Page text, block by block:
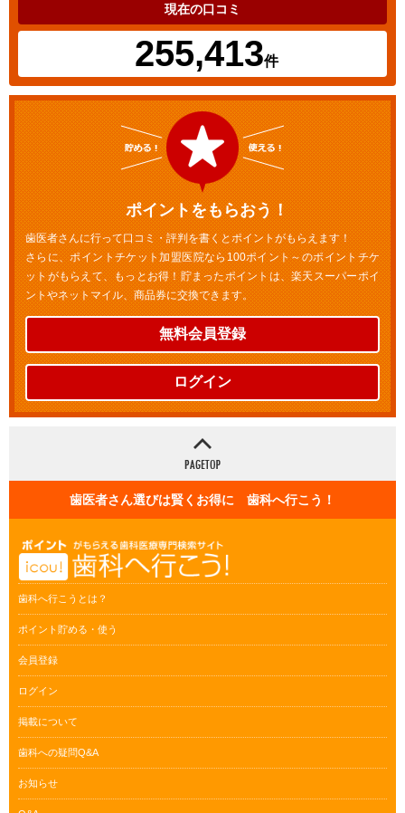
現在の口コミ
255,413件
ポイントをもらおう！
歯医者さんに行って口コミ・評判を書くとポイントがもらえます！
さらに、ポイントチケット加盟医院なら100ポイント～のポイントチケ
ットがもらえて、もっとお得！貯まったポイントは、楽天スーパーポイ
ントやネットマイル、商品券に交換できます。
無料会員登録
ログイン
歯医者さん選びは賢くお得に 歯科へ行こう！
歯科へ行こうとは？
ポイント貯める・使う
会員登録
ログイン
掲載について
歯科への疑問Q&A
お知らせ